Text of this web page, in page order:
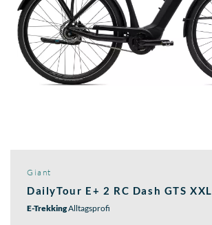
Giant
DailyTour E+ 2 RC Dash GTS XXL
E-TrekkingAlltagsprofi